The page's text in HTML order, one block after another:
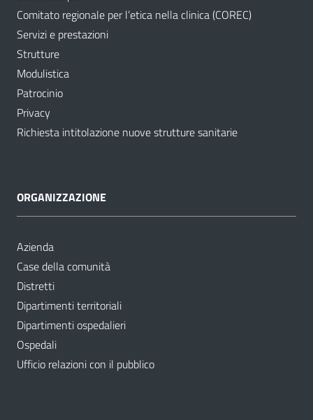
Comitato regionale per l’etica nella clinica (COREC)
Servizi e prestazioni
Strutture
Modulistica
Patrocinio
Privacy
Richiesta intitolazione nuove strutture sanitarie
ORGANIZZAZIONE
Azienda
Case della comunità
Distretti
Dipartimenti territoriali
Dipartimenti ospedalieri
Ospedali
Ufficio relazioni con il pubblico